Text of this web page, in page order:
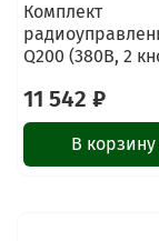
Комплект
Q200 (380В, 2
11 542 ₽
В корзину